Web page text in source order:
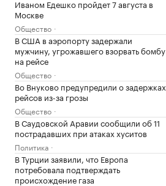
Иваном Едешко пройдет 7 августа в
Москве
Общество
В США в аэропорту задержали
мужчину, угрожавшего взорвать бомбу
на рейсе
Общество
Во Внуково предупредили о задержках
рейсов из-за грозы
Общество
В Саудовской Аравии сообщили об 11
пострадавших при атаках хуситов
Политика
В Турции заявили, что Европа
потребовала подтверждать
происхождение газа